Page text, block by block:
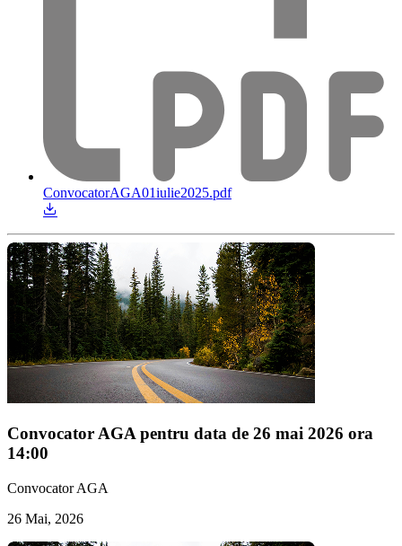
ConvocatorAGA01iulie2025.pdf
Convocator AGA pentru data de 26 mai 2026 ora
14:00
Convocator AGA
26 Mai, 2026